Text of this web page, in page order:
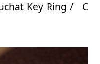
Key Ring / C